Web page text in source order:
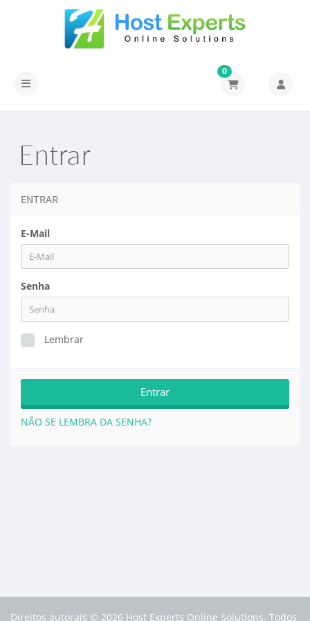
Alternar navegação
0
Entrar
ENTRAR
E-Mail
Senha
Lembrar
NÃO SE LEMBRA DA SENHA?
Direitos autorais © 2026 Host Experts Online Solutions. Todos